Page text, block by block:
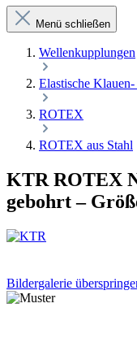
Menü schließen
Wellenkupplungen
Elastische
ROTEX
ROTEX aus Stahl
KTR ROTEX
gebohrt –
Bildergalerie